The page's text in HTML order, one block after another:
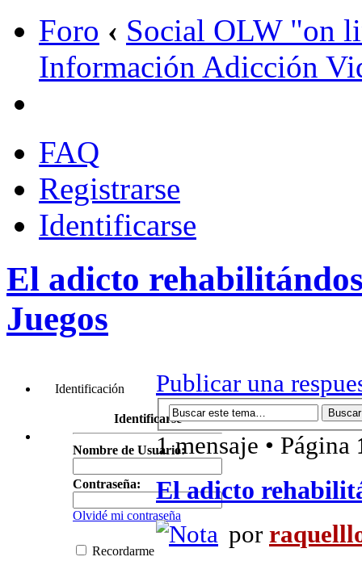
Foro ‹ Social OLW "on
Información Adicción
FAQ
Registrarse
Identificarse
El adicto
Juegos
Identificación
Identificarse
Nombre de Usuario:
Contraseña:
Olvidé mi contraseña
Recordarme
Publicar una
1 mensaje • Página
El adicto
por